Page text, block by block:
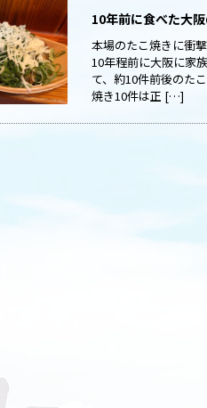
10年前に食べた大
本場のたこ焼きに衝
10年程前に大阪に家
て、約10件前後のた
焼き10件は正 […]